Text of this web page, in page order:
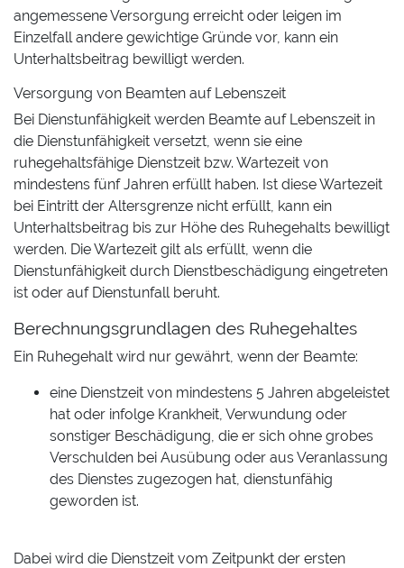
angemessene Versorgung erreicht oder leigen im
Einzelfall andere gewichtige Gründe vor, kann ein
Unterhaltsbeitrag bewilligt werden.
Versorgung von Beamten auf Lebenszeit
Bei Dienstunfähigkeit werden Beamte auf Lebenszeit in
die Dienstunfähigkeit versetzt, wenn sie eine
ruhegehaltsfähige Dienstzeit bzw. Wartezeit von
mindestens fünf Jahren erfüllt haben. Ist diese Wartezeit
bei Eintritt der Altersgrenze nicht erfüllt, kann ein
Unterhaltsbeitrag bis zur Höhe des Ruhegehalts bewilligt
werden. Die Wartezeit gilt als erfüllt, wenn die
Dienstunfähigkeit durch Dienstbeschädigung eingetreten
ist oder auf Dienstunfall beruht.
Berechnungsgrundlagen des Ruhegehaltes
Ein Ruhegehalt wird nur gewährt, wenn der Beamte:
eine Dienstzeit von mindestens 5 Jahren abgeleistet
hat oder infolge Krankheit, Verwundung oder
sonstiger Beschädigung, die er sich ohne grobes
Verschulden bei Ausübung oder aus Veranlassung
des Dienstes zugezogen hat, dienstunfähig
geworden ist.
Dabei wird die Dienstzeit vom Zeitpunkt der ersten